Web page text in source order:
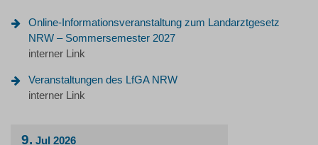
Online-Informationsveranstaltung zum Landarztgesetz
NRW – Sommersemester 2027
interner Link
Veranstaltungen des LfGA NRW
interner Link
9. Jul 2026